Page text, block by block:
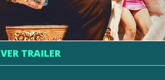
VER TRAILER